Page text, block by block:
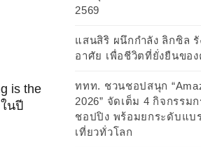
is the
นปี
2569
แสนสิริ ผนึกกำลัง ลิกซิล
อาศัย เพื่อชีวิตที่ยั่งยืนขอ
ททท. ชวนชอปสนุก
2026” จัดเต็ม 4 กิจกรรม
ชอปปิง พร้อมยกระดับแบ
เที่ยวทั่วโลก